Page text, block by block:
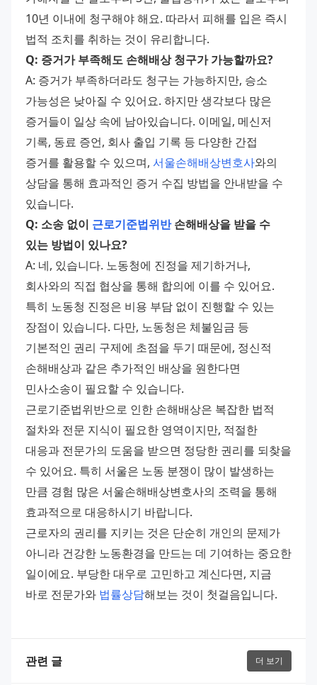
10년 이내에 청구해야 해요. 따라서 피해를 입은 즉시
법적 조치를 취하는 것이 유리합니다.
Q: 증거가 부족해도 손해배상 청구가 가능할까요?
A: 증거가 부족하더라도 청구는 가능하지만, 승소
가능성은 낮아질 수 있어요. 하지만 생각보다 많은
증거들이 일상 속에 남아있습니다. 이메일, 메신저
기록, 동료 증언, 회사 출입 기록 등 다양한 간접
증거를 활용할 수 있으며, 서울손해배상변호사와의
상담을 통해 효과적인 증거 수집 방법을 안내받을 수
있습니다.
Q: 소송 없이 근로기준법위반 손해배상을 받을 수
있는 방법이 있나요?
A: 네, 있습니다. 노동청에 진정을 제기하거나,
회사와의 직접 협상을 통해 합의에 이를 수 있어요.
특히 노동청 진정은 비용 부담 없이 진행할 수 있는
장점이 있습니다. 다만, 노동청은 체불임금 등
기본적인 권리 구제에 초점을 두기 때문에, 정신적
손해배상과 같은 추가적인 배상을 원한다면
민사소송이 필요할 수 있습니다.
근로기준법위반으로 인한 손해배상은 복잡한 법적
절차와 전문 지식이 필요한 영역이지만, 적절한
대응과 전문가의 도움을 받으면 정당한 권리를 되찾을
수 있어요. 특히 서울은 노동 분쟁이 많이 발생하는
만큼 경험 많은 서울손해배상변호사의 조력을 통해
효과적으로 대응하시기 바랍니다.
근로자의 권리를 지키는 것은 단순히 개인의 문제가
아니라 건강한 노동환경을 만드는 데 기여하는 중요한
일이에요. 부당한 대우로 고민하고 계신다면, 지금
바로 전문가와 법률상담해보는 것이 첫걸음입니다.
관련 글 더 보기